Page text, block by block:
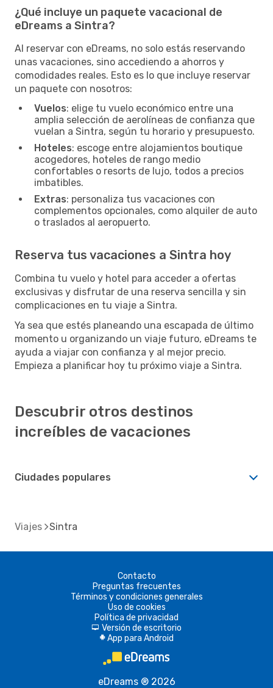
¿Qué incluye un paquete vacacional de
eDreams a Sintra?
Al reservar con eDreams, no solo estás reservando
unas vacaciones, sino accediendo a ahorros y
comodidades reales. Esto es lo que incluye reservar
un paquete con nosotros:
Vuelos: elige tu vuelo económico entre una
amplia selección de aerolíneas de confianza que
vuelan a Sintra, según tu horario y presupuesto.
Hoteles: escoge entre alojamientos boutique
acogedores, hoteles de rango medio
confortables o resorts de lujo, todos a precios
imbatibles.
Extras: personaliza tus vacaciones con
complementos opcionales, como alquiler de auto
o traslados al aeropuerto.
Reserva tus vacaciones a Sintra hoy
Combina tu vuelo y hotel para acceder a ofertas
exclusivas y disfrutar de una reserva sencilla y sin
complicaciones en tu viaje a Sintra.
Ya sea que estés planeando una escapada de último
momento u organizando un viaje futuro, eDreams te
ayuda a viajar con confianza y al mejor precio.
Empieza a planificar hoy tu próximo viaje a Sintra.
Descubrir otros destinos
increíbles de vacaciones
Ciudades populares
Viajes Sintra
Contacto
Preguntas frecuentes
Términos y condiciones generales
Uso de cookies
Política de privacidad
d Versión de escritorio
A App para Android
eDreams ® 2026